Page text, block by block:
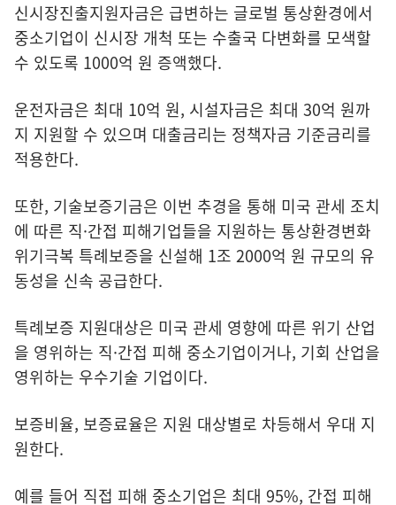
신시장진출지원자금은 급변하는 글로벌 통상환경에서
중소기업이 신시장 개척 또는 수출국 다변화를 모색할
수 있도록 1000억 원 증액했다.
운전자금은 최대 10억 원, 시설자금은 최대 30억 원까
지 지원할 수 있으며 대출금리는 정책자금 기준금리를
적용한다.
또한, 기술보증기금은 이번 추경을 통해 미국 관세 조치
에 따른 직·간접 피해기업들을 지원하는 통상환경변화
위기극복 특례보증을 신설해 1조 2000억 원 규모의 유
동성을 신속 공급한다.
특례보증 지원대상은 미국 관세 영향에 따른 위기 산업
을 영위하는 직·간접 피해 중소기업이거나, 기회 산업을
영위하는 우수기술 기업이다.
보증비율, 보증료율은 지원 대상별로 차등해서 우대 지
원한다.
예를 들어 직접 피해 중소기업은 최대 95%, 간접 피해